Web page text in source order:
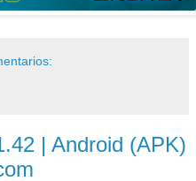
| Android (APK)